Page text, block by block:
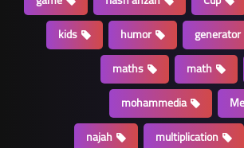
generator
humor
kids
math
maths
mohammedia
multiplication
najah